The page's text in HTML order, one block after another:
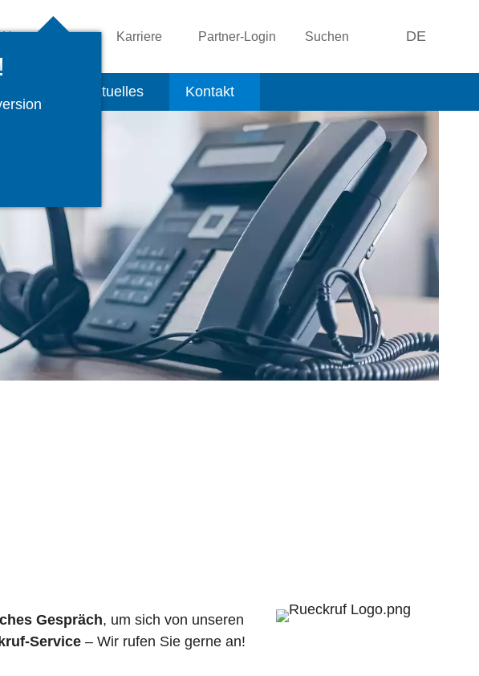
Unternehmen Karriere Partner-Login Suchen DE
Aktuelles Kontakt
Gespräch, um sich von unseren
Service – Wir rufen Sie gerne an!